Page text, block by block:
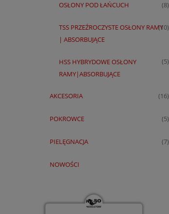
OSŁONY POD ŁAŃCUCH (8)
TSS PRZEŹROCZYSTE OSŁONY RAMY
| ABSORBUJĄCE
(10)
HSS HYBRYDOWE OSŁONY
RAMY|ABSORBUJĄCE
(5)
AKCESORIA (16)
POKROWCE (5)
PIELĘGNACJA (7)
NOWOŚCI